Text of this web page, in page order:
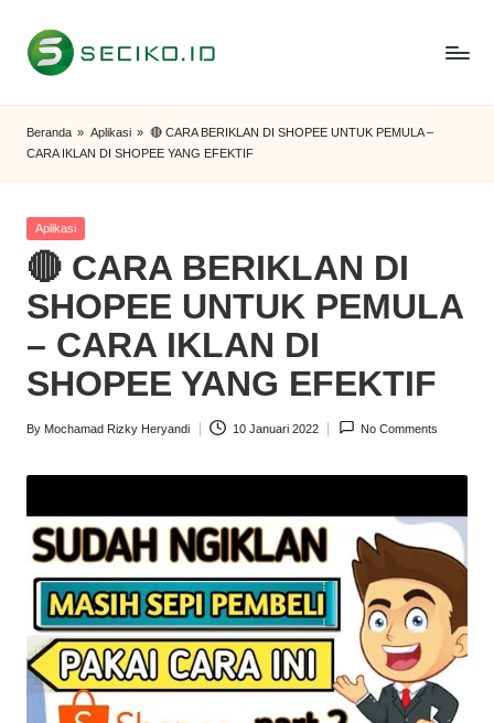
Skip
S
e
c
i
k
o
I
D
Beranda » Aplikasi » 🔴 CARA BERIKLAN DI SHOPEE UNTUK PEMULA –
CARA IKLAN DI SHOPEE YANG EFEKTIF
Posted
Aplikasi
🔴 CARA BERIKLAN DI
SHOPEE UNTUK PEMULA
– CARA IKLAN DI
SHOPEE YANG EFEKTIF
Posted
By Mochamad Rizky Heryandi 10 Januari 2022 No Comments